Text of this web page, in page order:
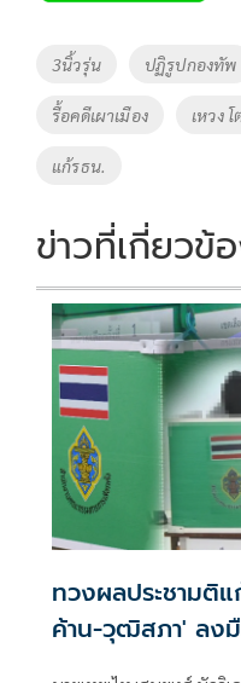
Tags
3นิ้วรุ่น ปฏิรูปกองทัพ
รื้อคดีเผาเมือง เหวง
แก้รธน.
ข่าวที่เกี่ยวข้
ทวงผลประชามติ
ค้าน-วุฒิสภา' ลง